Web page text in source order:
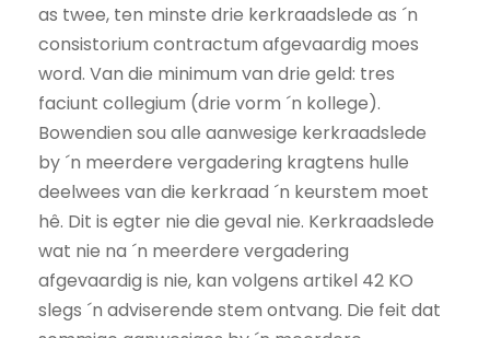
as twee, ten minste drie kerkraadslede as ´n
consistorium contractum afgevaardig moes
word. Van die minimum van drie geld: tres
faciunt collegium (drie vorm ´n kollege).
Bowendien sou alle aanwesige kerkraadslede
by ´n meerdere vergadering kragtens hulle
deelwees van die kerkraad ´n keurstem moet
hê. Dit is egter nie die geval nie. Kerkraadslede
wat nie na ´n meerdere vergadering
afgevaardig is nie, kan volgens artikel 42 KO
slegs ´n adviserende stem ontvang. Die feit dat